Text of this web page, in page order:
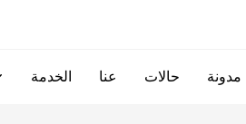
الخدمة عنا حالات مدونة